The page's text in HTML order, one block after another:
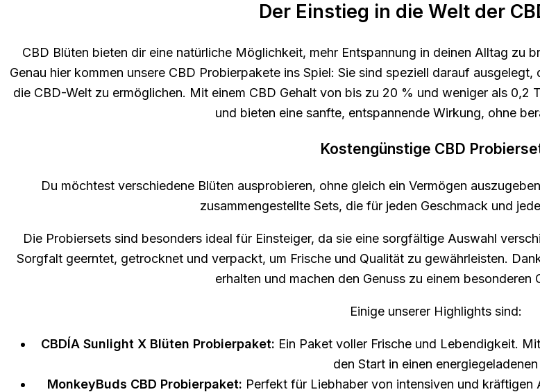
Der Einstieg in die Welt der
CBD Blüten bieten dir eine natürliche Möglichkeit, mehr Entspannung in deinen Alltag zu
Genau hier kommen unsere CBD Probierpakete ins Spiel: Sie sind speziell darauf
die CBD-Welt zu ermöglichen. Mit einem CBD Gehalt von bis zu 20 % und weniger als 0,2
und bieten eine sanfte, entspannende Wirkung, ohne
Kostengünstige CBD
Du möchtest verschiedene Blüten ausprobieren, ohne gleich ein Vermögen
zusammengestellte Sets, die für jeden Geschmack und
Die Probiersets sind besonders ideal für Einsteiger, da sie eine sorgfältige Auswahl
Sorgfalt geerntet, getrocknet und verpackt, um Frische und Qualität zu gewährleisten.
erhalten und machen den Genuss zu einem besonderen
Einige unserer Highlights sind:
CBDÍA Sunlight X Blüten Probierpaket: Ein Paket voller Frische und Lebendigkeit.
den Start in einen energiegeladenen
MonkeyBuds CBD Probierpaket: Perfekt für Liebhaber von intensiven und